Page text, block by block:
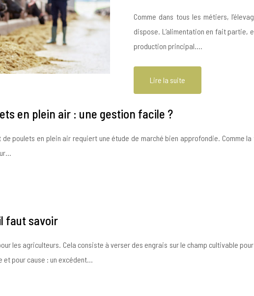
Comme dans tous les métiers,
dispose. L’alimentation en fait partie,
production principal….
Lire la suite
en plein air : une gestion facile ?
poulets en plein air requiert une étude de marché bien approfondie. Comme
faut savoir
les agriculteurs. Cela consiste à verser des engrais sur le champ cultivable
pour cause : un excédent…